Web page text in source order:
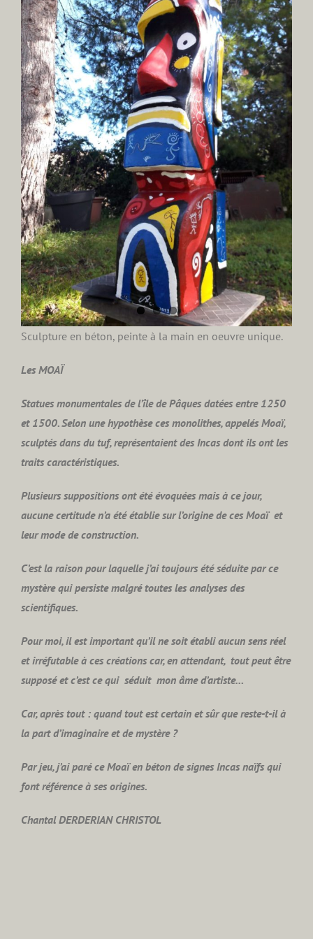
Image
Sculpture en béton, peinte à la main en oeuvre unique.
Les MOAÏ
Statues monumentales de l’île de Pâques datées entre 1250
et 1500. Selon une hypothèse ces monolithes, appelés Moaï,
sculptés dans du tuf, représentaient des Incas dont ils ont les
traits caractéristiques.
Plusieurs suppositions ont été évoquées mais à ce jour,
aucune certitude n’a été établie sur l’origine de ces Moaï et
leur mode de construction.
C’est la raison pour laquelle j’ai toujours été séduite par ce
mystère qui persiste malgré toutes les analyses des
scientifiques.
Pour moi, il est important qu’il ne soit établi aucun sens réel
et irréfutable à ces créations car, en attendant, tout peut être
supposé et c’est ce qui séduit mon âme d’artiste…
Car, après tout : quand tout est certain et sûr que reste-t-il à
la part d’imaginaire et de mystère ?
Par jeu, j’ai paré ce Moaï en béton de signes Incas naïfs qui
font référence à ses origines.
Chantal DERDERIAN CHRISTOL